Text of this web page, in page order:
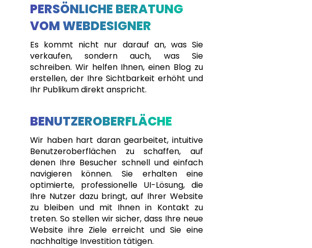
PERSÖNLICHE BERATUNG
VOM WEBDESIGNER
Es kommt nicht nur darauf an, was Sie
verkaufen, sondern auch, was Sie
schreiben. Wir helfen Ihnen, einen Blog zu
erstellen, der Ihre Sichtbarkeit erhöht und
Ihr Publikum direkt anspricht.
BENUTZEROBERFLÄCHE
Wir haben hart daran gearbeitet, intuitive
Benutzeroberflächen zu schaffen, auf
denen Ihre Besucher schnell und einfach
navigieren können. Sie erhalten eine
optimierte, professionelle UI-Lösung, die
Ihre Nutzer dazu bringt, auf Ihrer Website
zu bleiben und mit Ihnen in Kontakt zu
treten. So stellen wir sicher, dass Ihre neue
Website ihre Ziele erreicht und Sie eine
nachhaltige Investition tätigen.